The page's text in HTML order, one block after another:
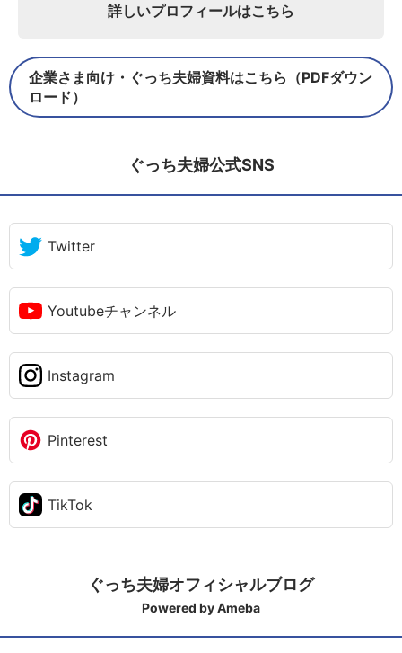
詳しいプロフィールはこちら
企業さま向け・ぐっち夫婦資料はこちら（PDFダウン
ロード）
ぐっち夫婦公式SNS
Twitter
Youtubeチャンネル
Instagram
Pinterest
TikTok
ぐっち夫婦オフィシャルブログ
Powered by Ameba